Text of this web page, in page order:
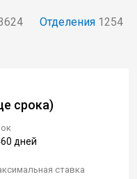
Отделения 1254
срока)
дней
ставка